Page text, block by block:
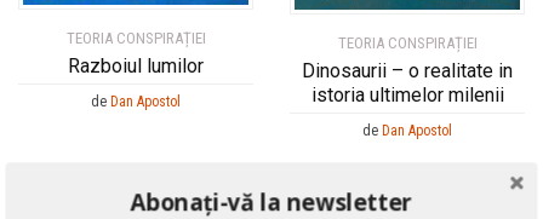
TEORIA CONSPIRAȚIEI
Razboiul lumilor
de Dan Apostol
TEORIA CONSPIRAȚIEI
Dinosaurii – o realitate in
istoria ultimelor milenii
de Dan Apostol
Abonați-vă la newsletter